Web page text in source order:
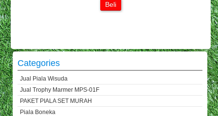
Beli
Categories
Jual Piala Wisuda
Jual Trophy Marmer MPS-01F
PAKET PIALA SET MURAH
Piala Boneka